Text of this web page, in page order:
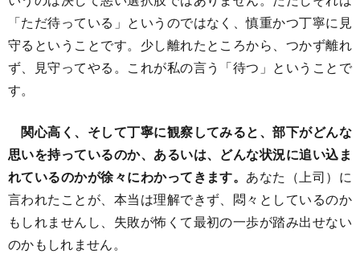
「ただ待っている」というのではなく、慎重かつ丁寧に見
守るということです。少し離れたところから、つかず離れ
ず、見守ってやる。これが私の言う「待つ」ということで
す。
関心高く、そして丁寧に観察してみると、部下がどんな
思いを持っているのか、あるいは、どんな状況に追い込ま
れているのかが徐々にわかってきます。 あなた（上司）に
言われたことが、本当は理解できず、悶々としているのか
もしれませんし、失敗が怖くて最初の一歩が踏み出せない
のかもしれません。